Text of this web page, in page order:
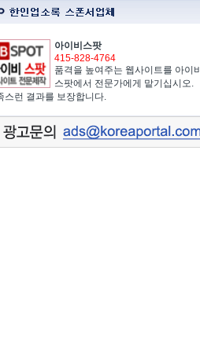
아이비스팟
415-828-4764
품격을 높여주는 웹사이트를 아이비
스팟에서 전문가에게 맡기십시오.
스런 결과를 보장합니다.